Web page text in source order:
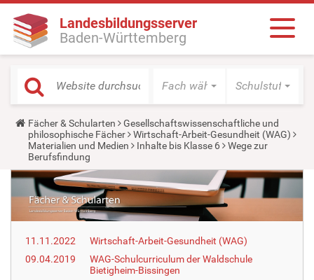
Landesbildungsserver
Baden-Württemberg
Fach wählen Schulstufe
Y
o
u
a
r
e
e
r
e
Fächer & Schularten
Gesellschaftswissenschaftliche und
philosophische Fächer
Wirtschaft-Arbeit-Gesundheit (WAG)
Materialien und Medien
Inhalte bis Klasse 6
Wege zur
Berufsfindung
11.11.2022
Wirtschaft-Arbeit-Gesundheit (WAG)
09.04.2019
WAG-Schulcurriculum der Waldschule
Bietigheim-Bissingen